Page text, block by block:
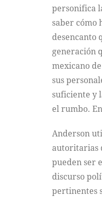
personifica
saber cómo
desencanto
generación
mexicano
sus
suficiente y
el rumbo.
Anderson
autoritarias
pueden ser
discurso
pertinentes